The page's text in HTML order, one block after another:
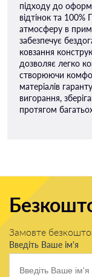
підходу до
відтінок та
атмосферу в
забезпечує
ковзання
дозволяє легко
створюючи
матеріалів
вигорання,
протягом
Замовте
Введіть Ваше ім'я